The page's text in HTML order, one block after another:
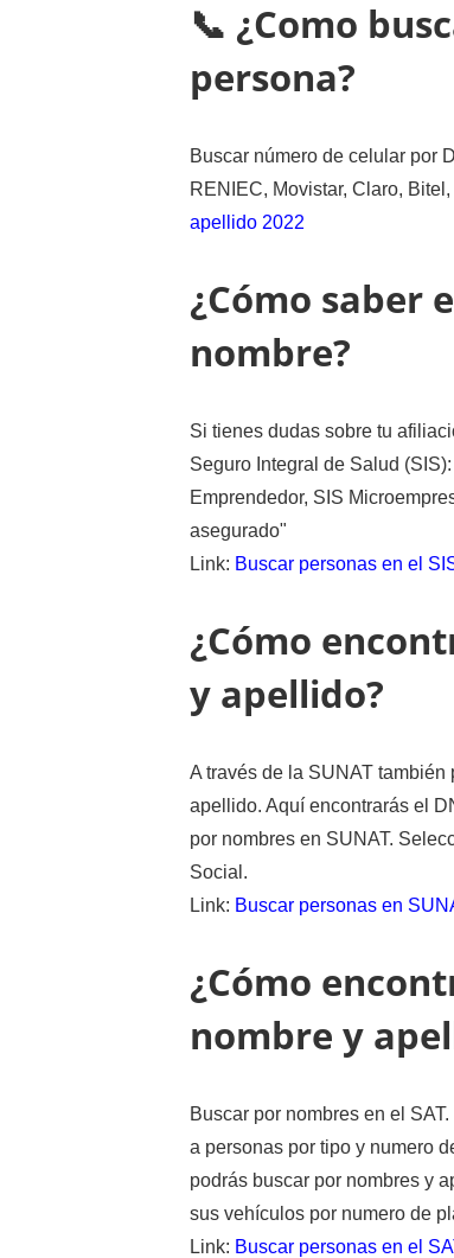
📞 ¿Como
persona?
Buscar número de celular por
RENIEC, Movistar, Claro,
apellido 2022
¿Cómo saber
nombre?
Si tienes dudas sobre tu
Seguro Integral de Salud
Emprendedor, SIS
asegurado"
Link: Buscar personas en el
¿Cómo
y apellido?
A través de la SUNAT
apellido. Aquí encontrarás el
por nombres en SUNAT.
Social.
Link: Buscar personas en
¿Cómo
nombre y
Buscar por nombres en el
a personas por tipo y numero
podrás buscar por nombres y
sus vehículos por numero de
Link: Buscar personas en el